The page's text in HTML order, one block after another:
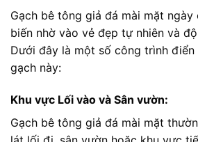
Gạch bê tông giả đá mài mặt ngày
biến nhờ vào vẻ đẹp tự nhiên và
Dưới đây là một số công trình điển
gạch này:
Khu vực Lối vào và Sân vườn:
Gạch bê tông giả đá mài mặt